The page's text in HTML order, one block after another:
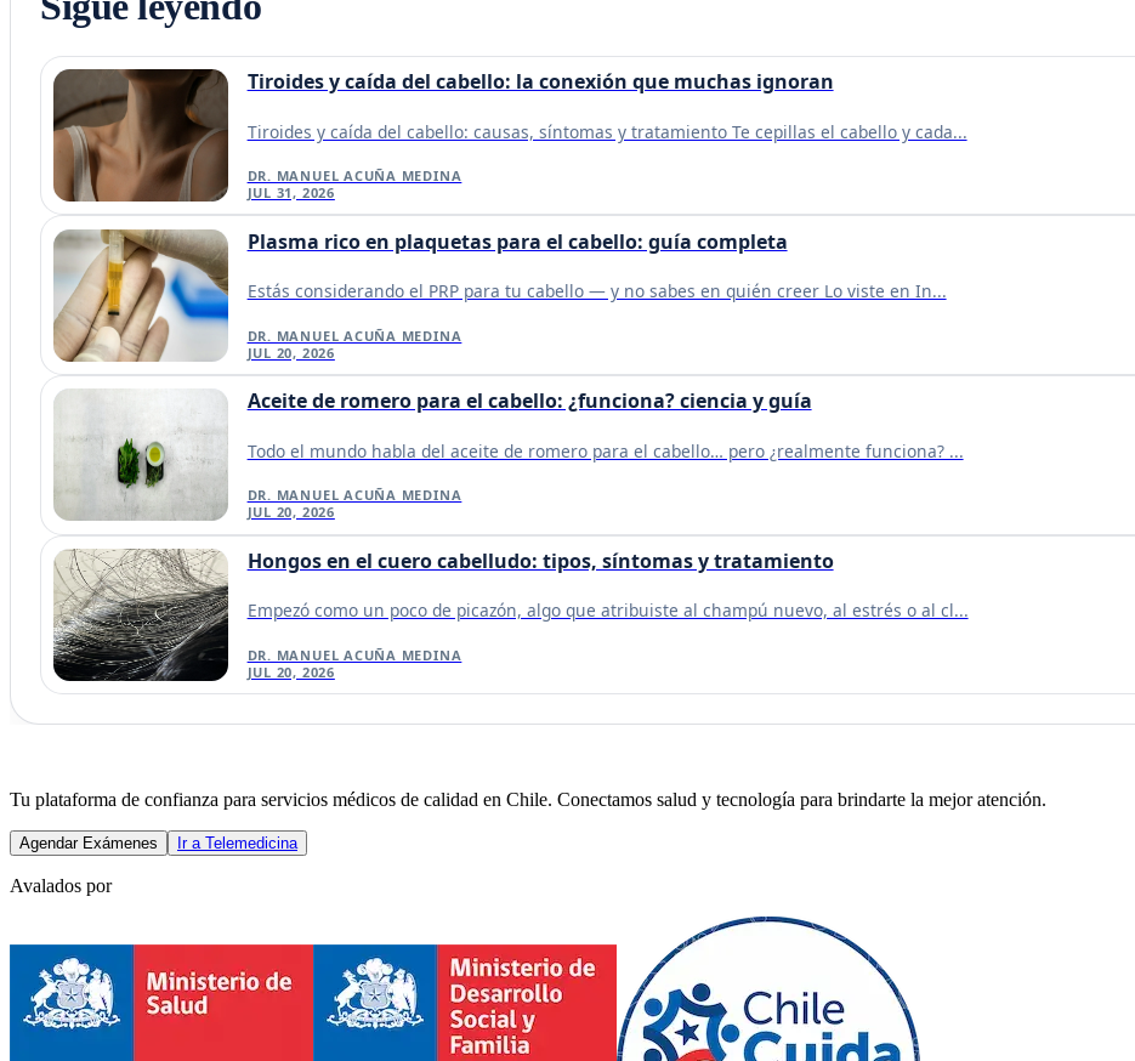
Tiroides y caída del cabello: la conexión que muchas ignoran
Tiroides y caída del cabello: causas, síntomas y tratamiento Te cepillas el cabello y cada...
DR. MANUEL ACUÑA MEDINA
JUL 31, 2026
Plasma rico en plaquetas para el cabello: guía completa
Estás considerando el PRP para tu cabello — y no sabes en quién creer Lo viste en In...
DR. MANUEL ACUÑA MEDINA
JUL 20, 2026
Aceite de romero para el cabello: ¿funciona? ciencia y guía
Todo el mundo habla del aceite de romero para el cabello… pero ¿realmente funciona? ...
DR. MANUEL ACUÑA MEDINA
JUL 20, 2026
Hongos en el cuero cabelludo: tipos, síntomas y tratamiento
Empezó como un poco de picazón, algo que atribuiste al champú nuevo, al estrés o al cl...
DR. MANUEL ACUÑA MEDINA
JUL 20, 2026
Tu plataforma de confianza para servicios médicos de calidad en Chile. Conectamos salud y tecnología para brindarte la mejor atención.
Agendar Exámenes Ir a Telemedicina
Avalados por